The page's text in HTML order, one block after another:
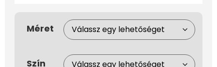
Méret
Szín